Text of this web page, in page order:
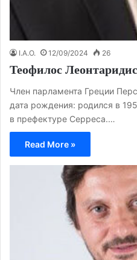
I.A.O. 12/09/2024 26
Теофилос Леонтаридис
Член парламента Греции
дата рождения: родился в
в префектуре Серреса.…
Read More »